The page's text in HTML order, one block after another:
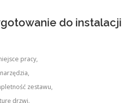
do instalacji
pracy,
zestawu,
drzwi.